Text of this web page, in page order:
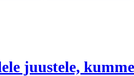
juustele,